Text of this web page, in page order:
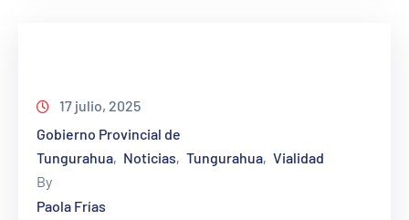
17 julio, 2025
Gobierno Provincial de
Tungurahua‚ Noticias‚ Tungurahua‚ Vialidad
By
Paola Frías